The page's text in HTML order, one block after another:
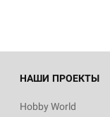
НАШИ ПРОЕКТЫ
Hobby World